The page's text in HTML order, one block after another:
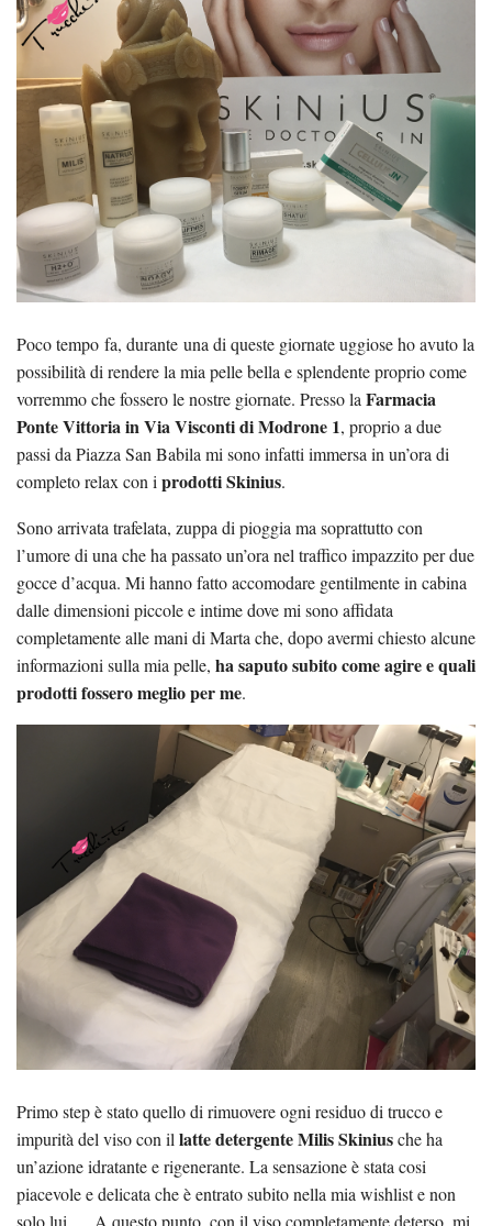
Poco tempo fa, durante una di queste giornate uggiose ho avuto la
possibilità di rendere la mia pelle bella e splendente proprio come
vorremmo che fossero le nostre giornate. Presso laFarmacia
Ponte Vittoria in Via Visconti di Modrone 1, proprio a due
passi da Piazza San Babila mi sono infatti immersa in un’ora di
completo relax con iprodotti Skinius.
Sono arrivata trafelata, zuppa di pioggia ma soprattutto con
l’umore di una che ha passato un’ora nel traffico impazzito per due
gocce d’acqua. Mi hanno fatto accomodare gentilmente in cabina
dalle dimensioni piccole e intime dove mi sono affidata
completamente alle mani di Marta che, dopo avermi chiesto alcune
informazioni sulla mia pelle, ha saputo subito come agire e quali
prodotti fossero meglio per me.
Primo step è stato quello di rimuovere ogni residuo di trucco e
impurità del viso con il latte detergente Milis Skiniusche ha
un’azione idratante e rigenerante. La sensazione è stata cosi
piacevole e delicata che è entrato subito nella mia wishlist e non
solo lui… A questo punto, con il viso completamente deterso, mi